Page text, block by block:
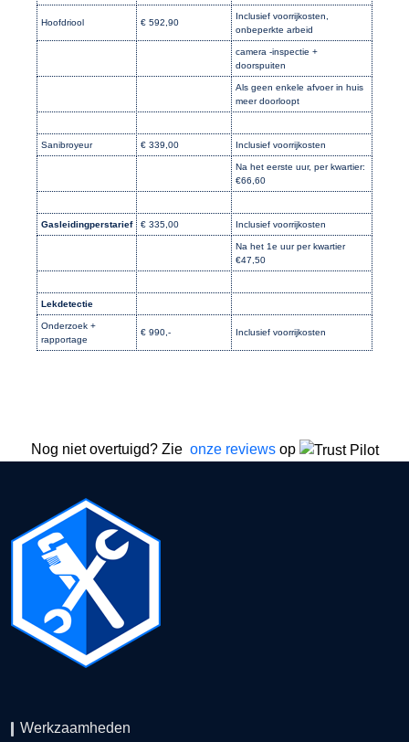
Hoofdriool € 592,90
Inclusief voorrijkosten,
onbeperkte arbeid
camera -inspectie +
doorspuiten
Als geen enkele afvoer in huis
meer doorloopt
Sanibroyeur € 339,00 Inclusief voorrijkosten
Na het eerste uur, per kwartier:
€66,60
Gasleidingperstarief € 335,00 Inclusief voorrijkosten
Na het 1e uur per kwartier
€47,50
Lekdetectie
Onderzoek +
rapportage
€ 990,- Inclusief voorrijkosten
Nog niet overtuigd? Zie onze reviewsop
Werkzaamheden